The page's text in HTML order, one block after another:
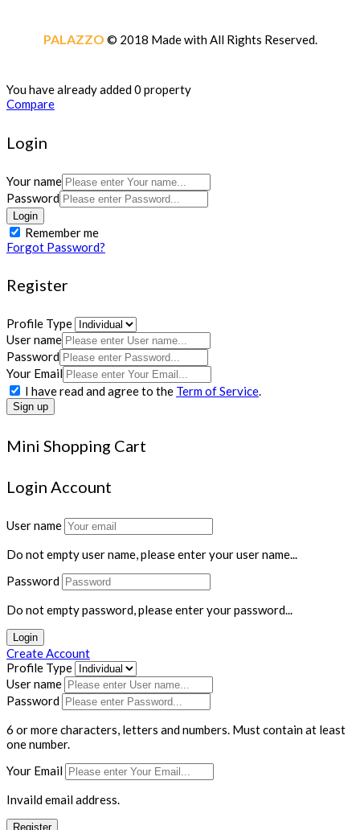
PALAZZO © 2018 Made withAll Rights Reserved.
You have already added 0 property
Compare
Login
Your name
Password
Login
Remember me
Forgot Password?
Register
Profile Type
User name
Password
Your Email
I have read and agree to the Term of Service.
Sign up
Mini Shopping Cart
Login Account
User name
Do not empty user name, please enter your user name...
Password
Do not empty password, please enter your password...
Login
Create Account
Profile Type
User name
Password
6 or more characters, letters and numbers. Must contain at least
one number.
Your Email
Invaild email address.
Register